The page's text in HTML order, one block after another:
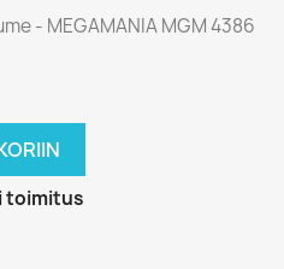
- MEGAMANIA MGM 4386
toimitus